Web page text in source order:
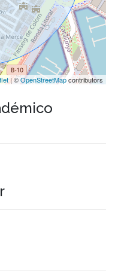
| ©OpenStreetMapcontributors